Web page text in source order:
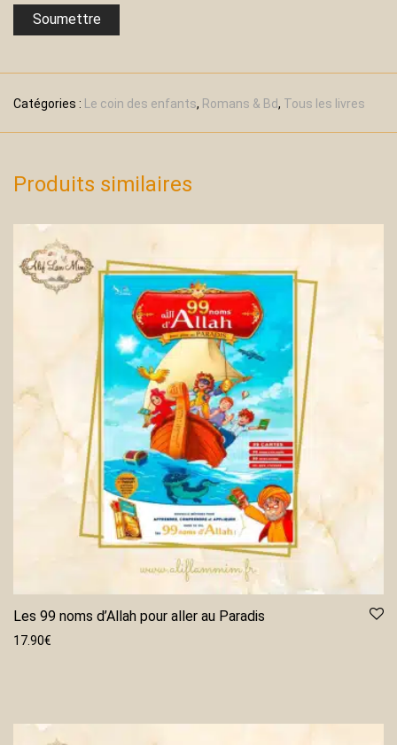
Catégories : Le coin des enfants, Romans & Bd, Tous les livres
Produits similaires
Les 99 noms d’Allah pour aller au Paradis
17.90€